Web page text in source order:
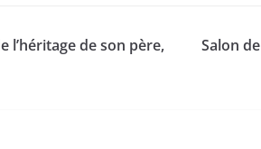
l’héritage de son père,
Salon